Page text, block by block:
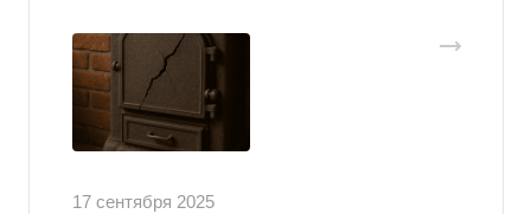
17 сентября 2025